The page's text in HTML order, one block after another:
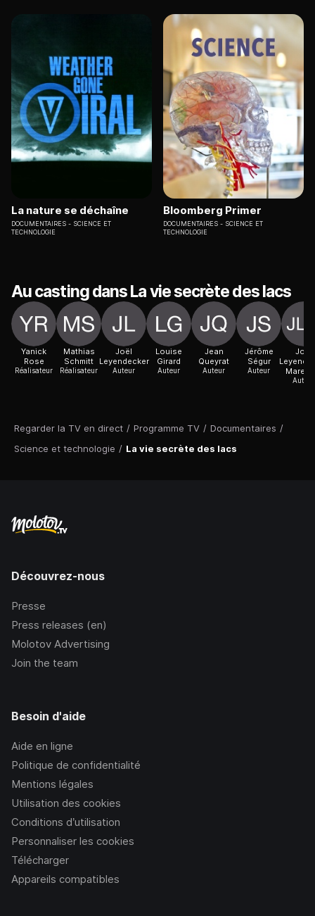
Regarder la TV en direct / Programme TV / Documentaires /
Science et technologie / La vie secrète des lacs
La nature se déchaîne
DOCUMENTAIRES
SCIENCE ET
TECHNOLOGIE
Bloomberg Primer
DOCUMENTAIRES
SCIENCE ET
TECHNOLOGIE
Au casting dans La vie secrète des lacs
Yanick
Rose
Réalisateur
Mathias
Schmitt
Réalisateur
Joël
Leyendecker
Auteur
Louise
Girard
Auteur
Jean
Queyrat
Auteur
Jérôme
Ségur
Auteur
Joël
Auteur
Découvrez-nous
Presse
Press releases (en)
Molotov Advertising
Join the team
Besoin d'aide
Aide en ligne
Politique de confidentialité
Mentions légales
Utilisation des cookies
Conditions d’utilisation
Personnaliser les cookies
Télécharger
Appareils compatibles